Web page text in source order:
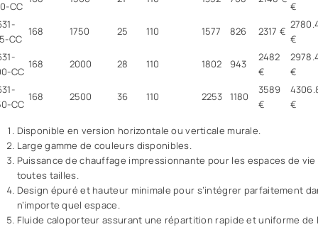
CC
€
CC
168 1750 25 110 1577 826 2317 €
€
CC
168 2000 28 110 1802 943
2482
€
€
CC
168 2500 36 110 2253 1180
3589
€
€
Disponible en version horizontale ou verticale murale.
Large gamme de couleurs disponibles.
Puissance de chauffage impressionnante pour les espaces de vie
toutes tailles.
Design épuré et hauteur minimale pour s’intégrer parfaitement
n’importe quel espace.
Fluide caloporteur assurant une répartition rapide et uniforme de